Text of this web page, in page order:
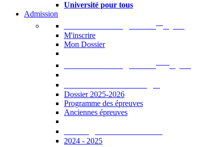
Université pour tous
Admission
M'inscrire
Mon Dossier
Dossier 2025-2026
Programme des épreuves
Anciennes épreuves
2024 - 2025